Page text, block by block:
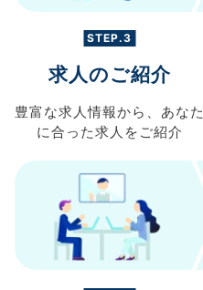
STEP.3
求人のご紹介
豊富な求人情報から、 あなた
に合った求人を ご紹介